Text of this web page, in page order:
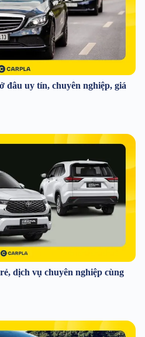
đâu uy tín, chuyên nghiệp, giá
dịch vụ chuyên nghiệp cùng